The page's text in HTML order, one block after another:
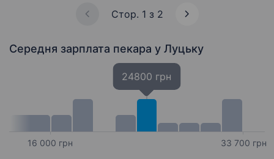
Стор. 1 з 2
Середня зарплата пекара у Луцьку
16 000 грн
24800 грн
33 700 грн